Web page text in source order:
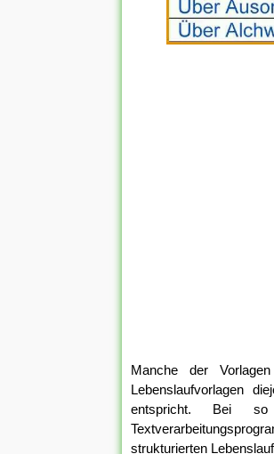
Manche der
Lebenslaufvorlagen
entspricht. Bei so
strukturierten